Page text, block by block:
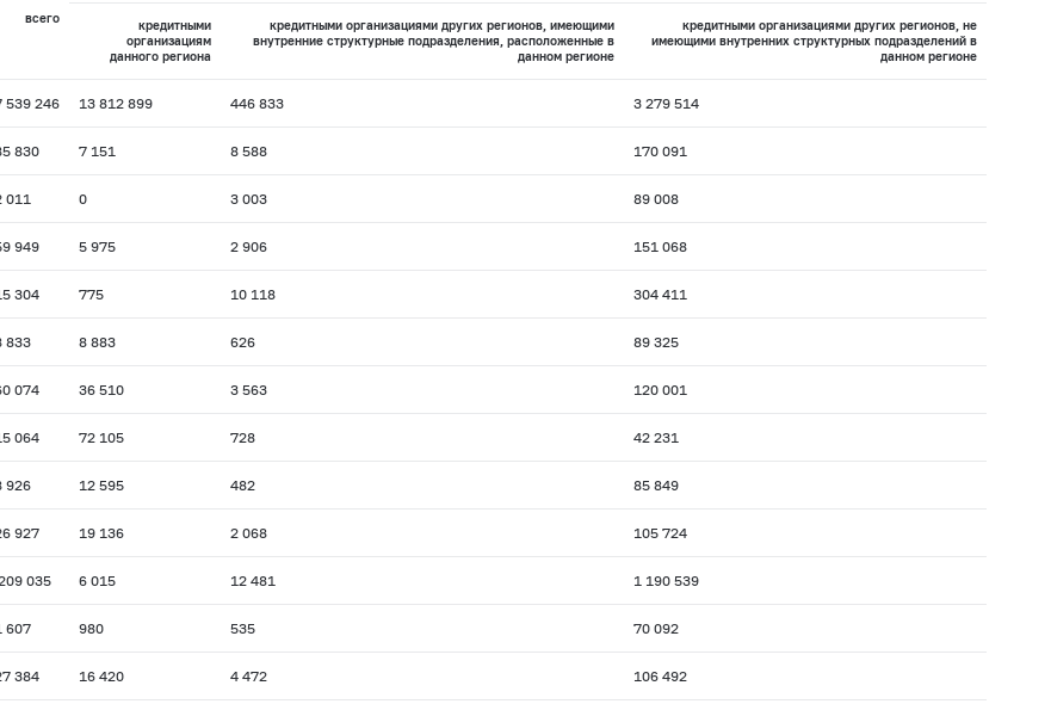
всего
кредитными
организациям
данного региона
кредитными организациями других регионов, имеющими
внутренние структурные подразделения, расположенные в
данном регионе
кредитными организациями других регионов, не
имеющими внутренних структурных подразделений в
данном регионе
539 246 13 812 899 446 833 3 279 514
830 7 151 8 588 170 091
011 0 3 003 89 008
949 5 975 2 906 151 068
304 775 10 118 304 411
833 8 883 626 89 325
074 36 510 3 563 120 001
064 72 105 728 42 231
926 12 595 482 85 849
927 19 136 2 068 105 724
035 6 015 12 481 1 190 539
607 980 535 70 092
384 16 420 4 472 106 492